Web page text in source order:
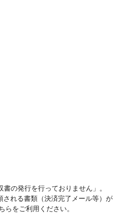
の発行を行っておりません」。
れる書類（決済完了メール等）が
らをご利用ください。